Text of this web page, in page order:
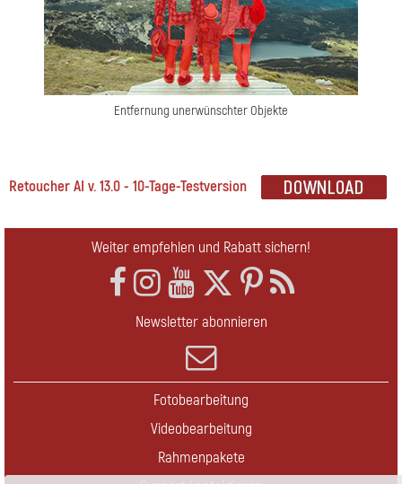
Entfernung unerwünschter Objekte
Retoucher AI v. 13.0 - 10-Tage-Testversion
Weiter empfehlen und Rabatt sichern!
Newsletter abonnieren
Fotobearbeitung
Videobearbeitung
Rahmenpakete